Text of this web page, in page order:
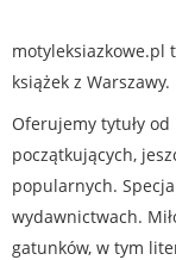
książek z Warszawy.
Oferujemy tytuły
początkujących,
popularnych.
wydawnictwach.
gatunków, w tym